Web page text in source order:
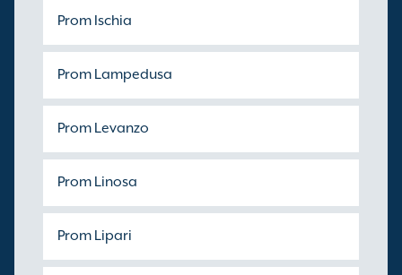
Prom Ischia
Prom Lampedusa
Prom Levanzo
Prom Linosa
Prom Lipari